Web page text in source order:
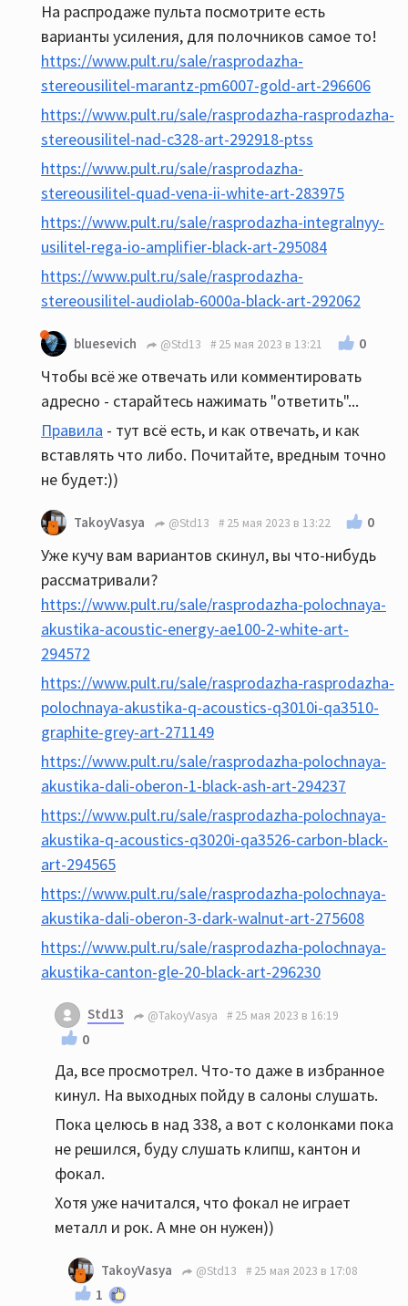
На распродаже пульта посмотрите есть
варианты усиления, для полочников самое то!
https://www.pult.ru/sale/rasprodazha-
stereousilitel-marantz-pm6007-gold-art-296606
https://www.pult.ru/sale/rasprodazha-rasprodazha-
stereousilitel-nad-c328-art-292918-ptss
https://www.pult.ru/sale/rasprodazha-
stereousilitel-quad-vena-ii-white-art-283975
https://www.pult.ru/sale/rasprodazha-integralnyy-
usilitel-rega-io-amplifier-black-art-295084
https://www.pult.ru/sale/rasprodazha-
stereousilitel-audiolab-6000a-black-art-292062
bluesevich @Std13 25 мая 2023 в 13:21 0
Чтобы всё же отвечать или комментировать
адресно - старайтесь нажимать "ответить"...
Правила - тут всё есть, и как отвечать, и как
вставлять что либо. Почитайте, вредным точно
не будет:))
TakoyVasya @Std13 25 мая 2023 в 13:22 0
Уже кучу вам вариантов скинул, вы что-нибудь
рассматривали?
https://www.pult.ru/sale/rasprodazha-polochnaya-
akustika-acoustic-energy-ae100-2-white-art-
294572
https://www.pult.ru/sale/rasprodazha-rasprodazha-
polochnaya-akustika-q-acoustics-q3010i-qa3510-
graphite-grey-art-271149
https://www.pult.ru/sale/rasprodazha-polochnaya-
akustika-dali-oberon-1-black-ash-art-294237
https://www.pult.ru/sale/rasprodazha-polochnaya-
akustika-q-acoustics-q3020i-qa3526-carbon-black-
art-294565
https://www.pult.ru/sale/rasprodazha-polochnaya-
akustika-dali-oberon-3-dark-walnut-art-275608
https://www.pult.ru/sale/rasprodazha-polochnaya-
akustika-canton-gle-20-black-art-296230
Std13 @TakoyVasya 25 мая 2023 в 16:19
0
Да, все просмотрел. Что-то даже в избранное
кинул. На выходных пойду в салоны слушать.
Пока целюсь в над 338, а вот с колонками пока
не решился, буду слушать клипш, кантон и
фокал.
Хотя уже начитался, что фокал не играет
металл и рок. А мне он нужен))
TakoyVasya @Std13 25 мая 2023 в 17:08
1